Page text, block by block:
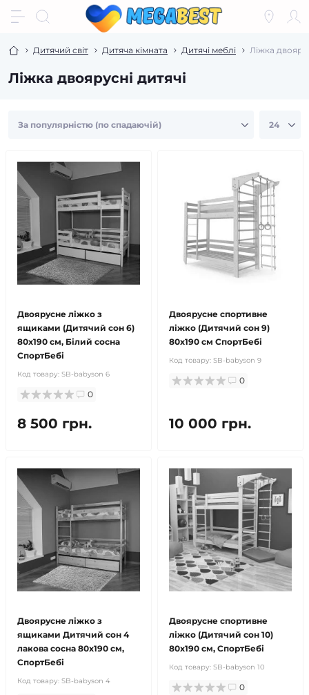
Дитячий світ Дитяча кімната Дитячі меблі Ліжка
Ліжка двоярусні дитячі
Двоярусне ліжко з
ящиками (Дитячий сон 6)
80x190 см, Білий сосна
СпортБебі
Код товару: SB-babyson 6
0
8 500 грн.
Двоярусне спортивне
ліжко (Дитячий сон 9)
80x190 см СпортБебі
Код товару: SB-babyson 9
0
10 000 грн.
Двоярусне ліжко з
ящиками Дитячий сон 4
лакова сосна 80x190 см,
СпортБебі
Код товару: SB-babyson 4
Двоярусне спортивне
ліжко (Дитячий сон 10)
80x190 см, СпортБебі
Код товару: SB-babyson 10
0